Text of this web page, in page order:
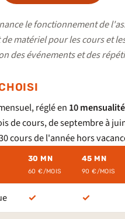
le fonctionnement de
matériel pour les cours et
des événements et des
réglé en 10
de cours, de septembre à
cours de l'année hors
30 MN
60 €/MOIS
45 MN
90 €/MOIS
✓ ✓